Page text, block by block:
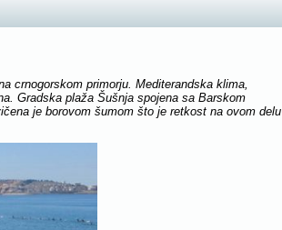
crnogorskom primorju. Mediterandska klima,
Gradska plaža Šušnja spojena sa Barskom
je borovom šumom što je retkost na ovom delu